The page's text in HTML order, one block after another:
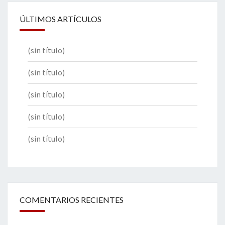
ÚLTIMOS ARTÍCULOS
(sin título)
(sin título)
(sin título)
(sin título)
(sin título)
COMENTARIOS RECIENTES